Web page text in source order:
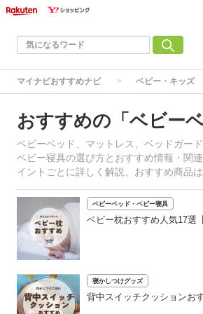
マイナビおすすめナビ ベビー・キッズ
おすすめの「ベビー
ベビーベッド、マットレス、ベッドガー
ベビー寝具の選び方とおすすめ情報・関
イントごとに詳しく解説、おすすめ商品
ベビーベッド・ベビー寝具
ベビー枕おすすめ人気17選
寝かしつけグッズ
背中スイッチクッションお